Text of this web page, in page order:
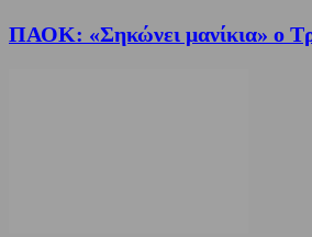
ΠΑΟΚ: «Σηκώνει μανίκια» ο